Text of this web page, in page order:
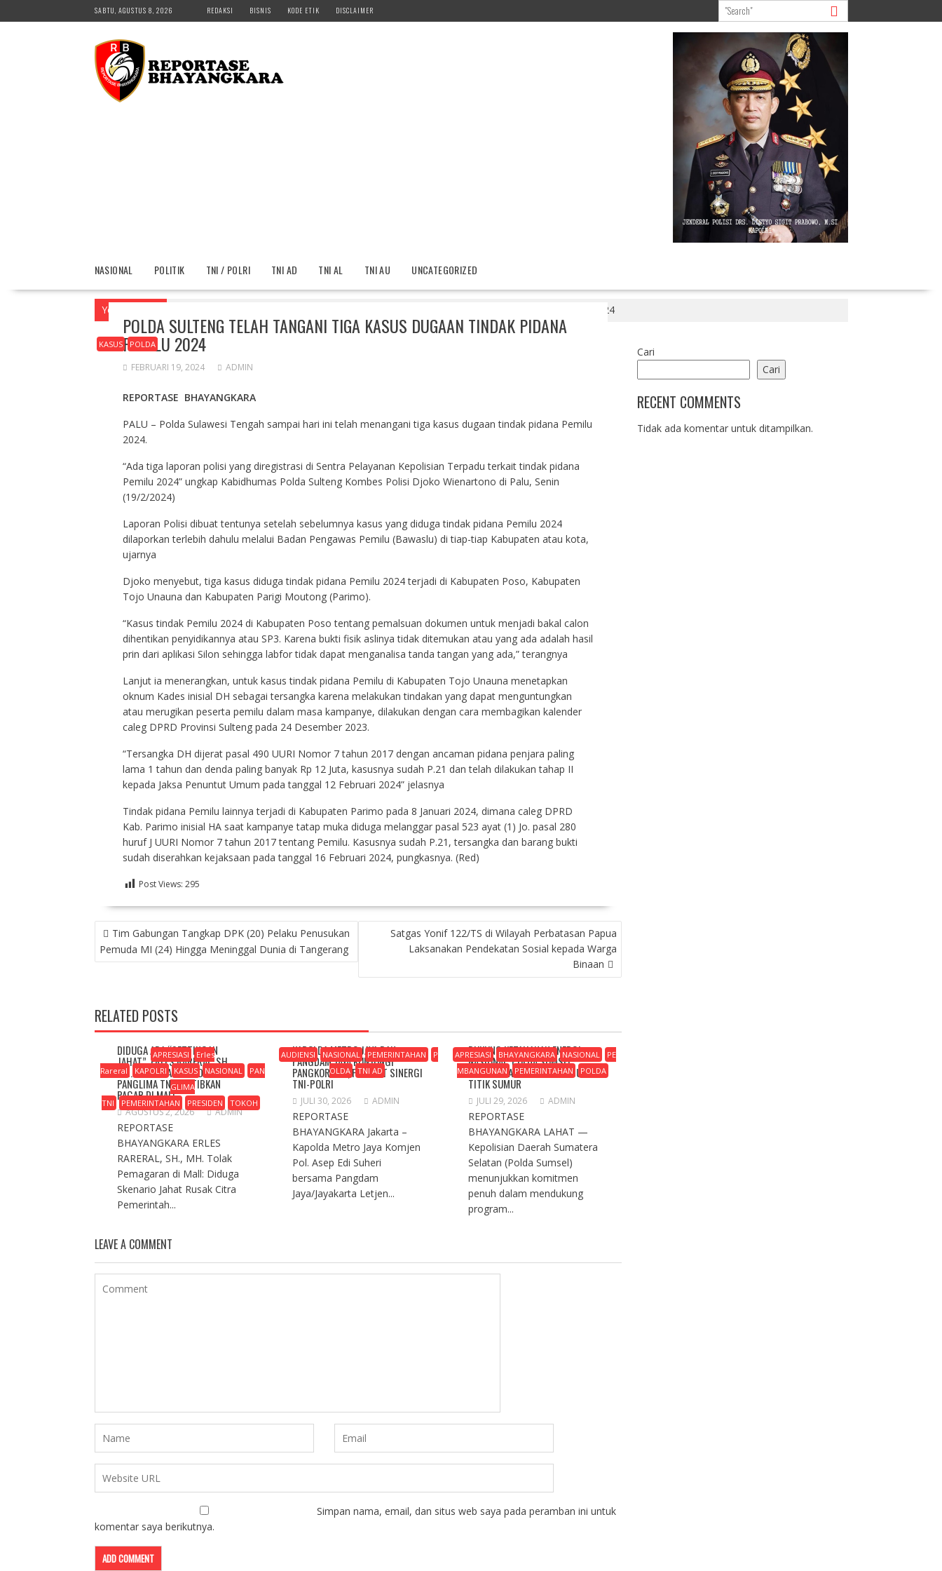
to
SABTU, AGUSTUS 8, 2026 REDAKSI BISNIS KODE ETIK DISCLAIMER
NASIONAL POLITIK TNI / POLRI TNI AD TNI AL TNI AU UNCATEGORIZED
You are here Polda Sulteng Telah Tangani Tiga Kasus Dugaan Tindak Pidana Pemilu 2024
KASUS POLDA
POLDA SULTENG TELAH TANGANI TIGA KASUS DUGAAN TINDAK PIDANA
PEMILU 2024
FEBRUARI 19, 2024 ADMIN
REPORTASE BHAYANGKARA
PALU – Polda Sulawesi Tengah sampai hari ini telah menangani tiga kasus dugaan tindak pidana Pemilu
2024.
“Ada tiga laporan polisi yang diregistrasi di Sentra Pelayanan Kepolisian Terpadu terkait tindak pidana
Pemilu 2024” ungkap Kabidhumas Polda Sulteng Kombes Polisi Djoko Wienartono di Palu, Senin
(19/2/2024)
Laporan Polisi dibuat tentunya setelah sebelumnya kasus yang diduga tindak pidana Pemilu 2024
dilaporkan terlebih dahulu melalui Badan Pengawas Pemilu (Bawaslu) di tiap-tiap Kabupaten atau kota,
ujarnya
Djoko menyebut, tiga kasus diduga tindak pidana Pemilu 2024 terjadi di Kabupaten Poso, Kabupaten
Tojo Unauna dan Kabupaten Parigi Moutong (Parimo).
“Kasus tindak Pemilu 2024 di Kabupaten Poso tentang pemalsuan dokumen untuk menjadi bakal calon
dihentikan penyidikannya atau SP3. Karena bukti fisik aslinya tidak ditemukan atau yang ada adalah hasil
prin dari aplikasi Silon sehingga labfor tidak dapat menganalisa tanda tangan yang ada,” terangnya
Lanjut ia menerangkan, untuk kasus tindak pidana Pemilu di Kabupaten Tojo Unauna menetapkan
oknum Kades inisial DH sebagai tersangka karena melakukan tindakan yang dapat menguntungkan
atau merugikan peserta pemilu dalam masa kampanye, dilakukan dengan cara membagikan kalender
caleg DPRD Provinsi Sulteng pada 24 Desember 2023.
“Tersangka DH dijerat pasal 490 UURI Nomor 7 tahun 2017 dengan ancaman pidana penjara paling
lama 1 tahun dan denda paling banyak Rp 12 Juta, kasusnya sudah P.21 dan telah dilakukan tahap II
kepada Jaksa Penuntut Umum pada tanggal 12 Februari 2024” jelasnya
Tindak pidana Pemilu lainnya terjadi di Kabupaten Parimo pada 8 Januari 2024, dimana caleg DPRD
Kab. Parimo inisial HA saat kampanye tatap muka diduga melanggar pasal 523 ayat (1) Jo. pasal 280
huruf J UURI Nomor 7 tahun 2017 tentang Pemilu. Kasusnya sudah P.21, tersangka dan barang bukti
sudah diserahkan kejaksaan pada tanggal 16 Februari 2024, pungkasnya. (Red)
Post Views: 295
NAVIGASI
POSTim Gabungan Tangkap DPK (20) Pelaku Penusukan
Pemuda MI (24) Hingga Meninggal Dunia di Tangerang
Satgas Yonif 122/TS di Wilayah Perbatasan Papua
Laksanakan Pendekatan Sosial kepada Warga
Binaan
RELATED POSTS
APRESIASI
Erles
Rareral
KAPOLRI KASUS NASIONAL
PAN
GLIMA
TNI
PEMERINTAHAN PRESIDEN TOKOH
DIDUGA ADA “SETTINGAN
JAHAT”, ERLES RARERAL, SH.,
MH. MINTA KAPOLRI DAN
PANGLIMA TNI TERTIBKAN
PAGAR DI MALL
AGUSTUS 2, 2026 ADMIN
REPORTASE
BHAYANGKARA ERLES
RARERAL, SH., MH. Tolak
Pemagaran di Mall: Diduga
Skenario Jahat Rusak Citra
Pemerintah...
AUDIENSI NASIONAL PEMERINTAHAN
P
OLDA
TNI AD
KAPOLDA METRO JAYA DAN
PANGDAM JAYA KUNJUNGI
PANGKORMAR, PERKUAT SINERGI
TNI-POLRI
JULI 30, 2026 ADMIN
REPORTASE
BHAYANGKARA Jakarta –
Kapolda Metro Jaya Komjen
Pol. Asep Edi Suheri
bersama Pangdam
Jaya/Jayakarta Letjen...
APRESIASI BHAYANGKARA NASIONAL
PE
MBANGUNAN
PEMERINTAHAN POLDA
DUKUNG KETAHANAN ENERGI
NASIONAL, POLDA SUMSEL
KAWAL TRANSFORMASI RIBUANN
TITIK SUMUR
JULI 29, 2026 ADMIN
REPORTASE
BHAYANGKARA ​LAHAT —
Kepolisian Daerah Sumatera
Selatan (Polda Sumsel)
menunjukkan komitmen
penuh dalam mendukung
program...
LEAVE A COMMENT
Simpan nama, email, dan situs web saya pada peramban ini untuk
komentar saya berikutnya.
Cari
Cari
RECENT COMMENTS
Tidak ada komentar untuk ditampilkan.